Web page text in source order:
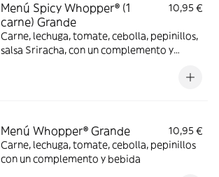
Menú Spicy Whopper® (1
carne) Grande
10,95 €
Carne, lechuga, tomate, cebolla, pepinillos,
salsa Sriracha, con un complemento y
Menú Whopper® Grande
10,95 €
Carne, lechuga, tomate, cebolla, pepinillos
con un complemento y bebida